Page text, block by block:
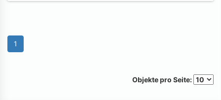
1
Objekte pro Seite: